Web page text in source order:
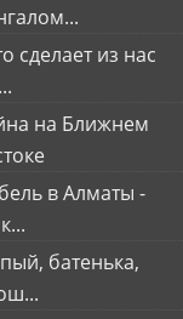
сделает из нас
на Ближнем
в Алматы -
батенька,